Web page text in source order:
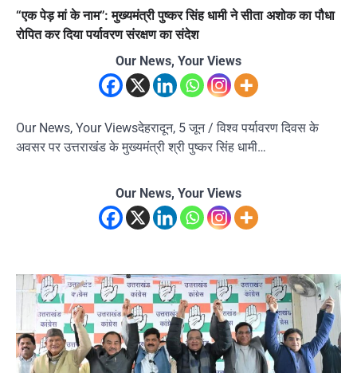
“एक पेड़ मां के नाम”: मुख्यमंत्री पुष्कर सिंह धामी ने सीता अशोक का पौधा
रोपित कर दिया पर्यावरण संरक्षण का संदेश
Our News, Your Views
Our News, Your Viewsदेहरादून, 5 जून / विश्व पर्यावरण दिवस के
अवसर पर उत्तराखंड के मुख्यमंत्री श्री पुष्कर सिंह धामी…
Our News, Your Views